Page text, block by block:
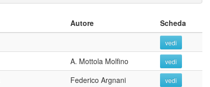
Autore
Scheda
vedi
A. Mottola Molfino vedi
Federico Argnani vedi